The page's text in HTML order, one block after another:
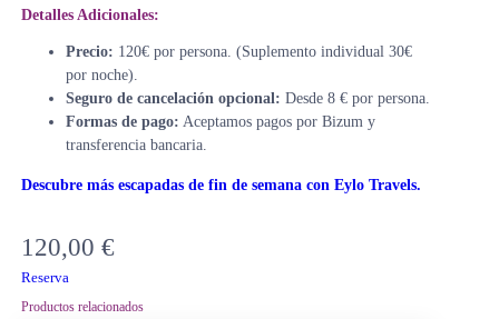
Detalles Adicionales:
Precio: 120€ por persona. (Suplemento individual 30€
por noche).
Seguro de cancelación opcional: Desde 8 € por persona.
Formas de pago: Aceptamos pagos por Bizum y
transferencia bancaria.
Descubre más escapadas de fin de semana con Eylo Travels.
120,00 €
Reserva
Productos relacionados